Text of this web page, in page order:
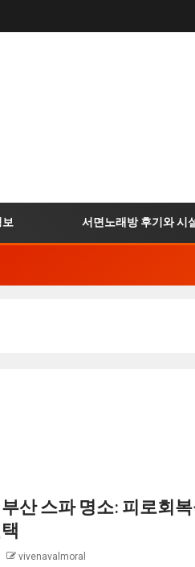
서면노래방 후기와 시설사
산 스파 명소: 피로회
vivenavalmoral